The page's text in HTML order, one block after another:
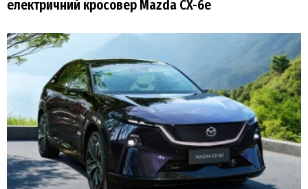
електричний кросовер Mazda CX-6e